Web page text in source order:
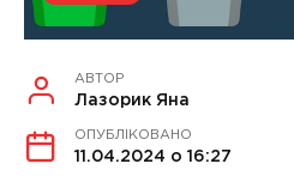
АВТОР
Лазорик Яна
ОПУБЛІКОВАНО
11.04.2024 о 16:27